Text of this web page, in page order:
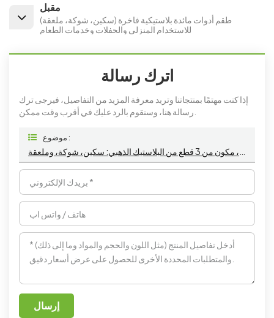
مقبل
طقم أدوات مائدة بلاستيكية فاخرة (سكين، شوكة، ملعقة)
للاستخدام المنزلي والحفلات وخدمات الطعام
اترك رسالة
إذا كنت مهتمًا بمنتجاتنا وتريد معرفة المزيد من التفاصيل، فيرجى ترك
موضوع :
إرسال